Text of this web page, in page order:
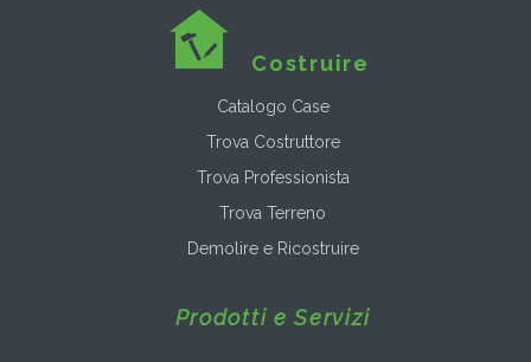
Costruire
Catalogo Case
Trova Costruttore
Trova Professionista
Trova Terreno
Demolire e Ricostruire
Prodotti e Servizi